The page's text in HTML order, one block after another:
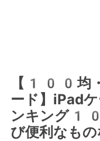
【100均・
ード】iPad
ンキング10
び便利なも